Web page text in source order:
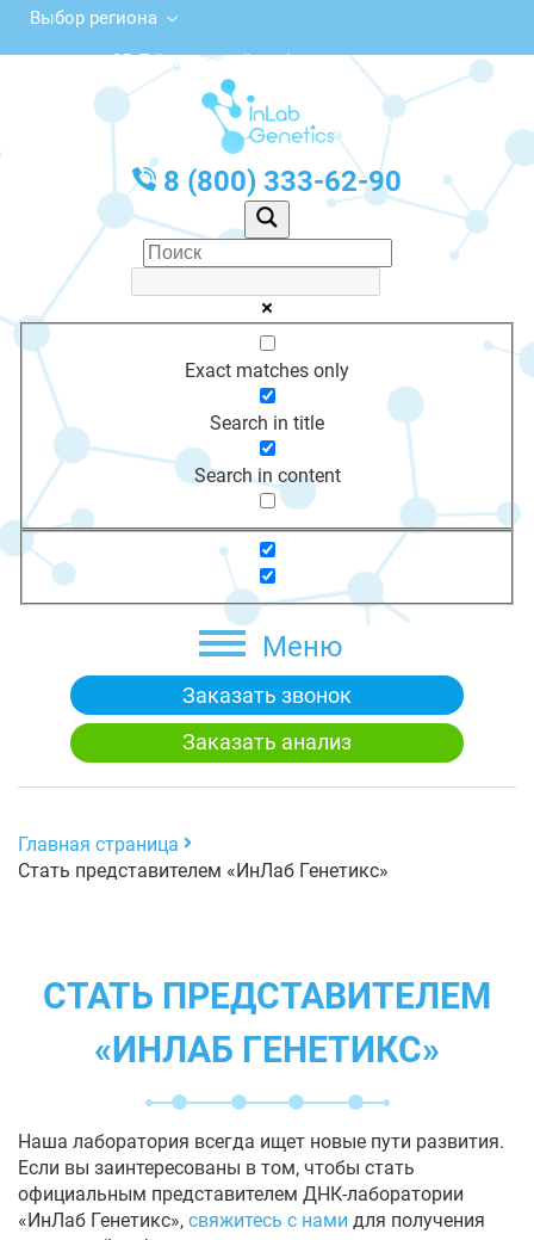
Выбор региона
25, 7-й микрорайон, Ангарск
с 10:00 до 20:00
График работы: Пн-Пт с 10:00 до 20:00
8 (800) 333-62-90
Exact matches only
Search in title
Search in content
Меню
Заказать звонок
Заказать анализ
Главная страница
Стать представителем «ИнЛаб Генетикс»
СТАТЬ ПРЕДСТАВИТЕЛЕМ
«ИНЛАБ ГЕНЕТИКС»
Наша лаборатория всегда ищет новые пути развития.
Если вы заинтересованы в том, чтобы стать
официальным представителем ДНК-лаборатории
«ИнЛаб Генетикс», свяжитесь с нами для получения